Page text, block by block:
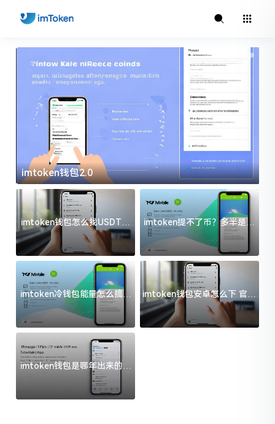
imtoken钱包2.0
imtoken钱包怎么找USDT地
址？三步搞定不踩坑
imtoken提不了币？多半是这
几件事没处理好
imtoken冷钱包能量怎么搞？
过来人告诉你门道
imtoken钱包安卓怎么下 官方
渠道避坑指南
imtoken钱包是哪年出来的？
一文给你说清楚